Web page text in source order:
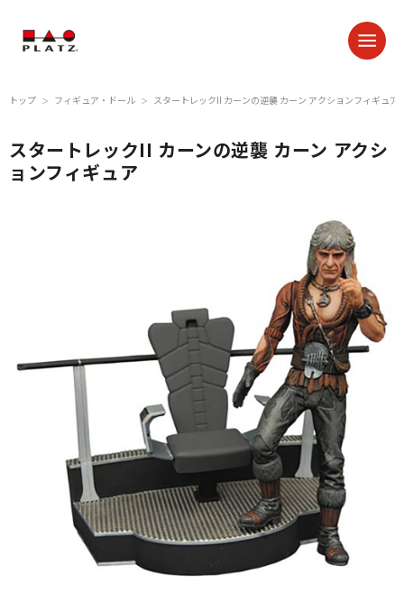
トップ ＞ フィギュア・ドール ＞ スタートレックII カーンの逆襲 カーン アクションフィギュア
スタートレックII カーンの逆襲 カーン アクシ
ョンフィギュア